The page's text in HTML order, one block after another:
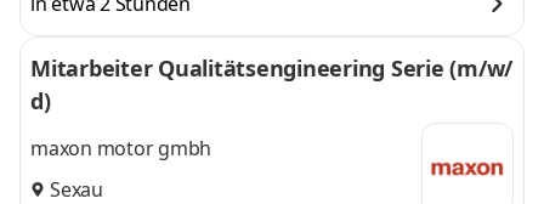
Mitarbeiter Qualitätsengineering Serie (m/w/
d)
maxon motor gmbh
Sexau